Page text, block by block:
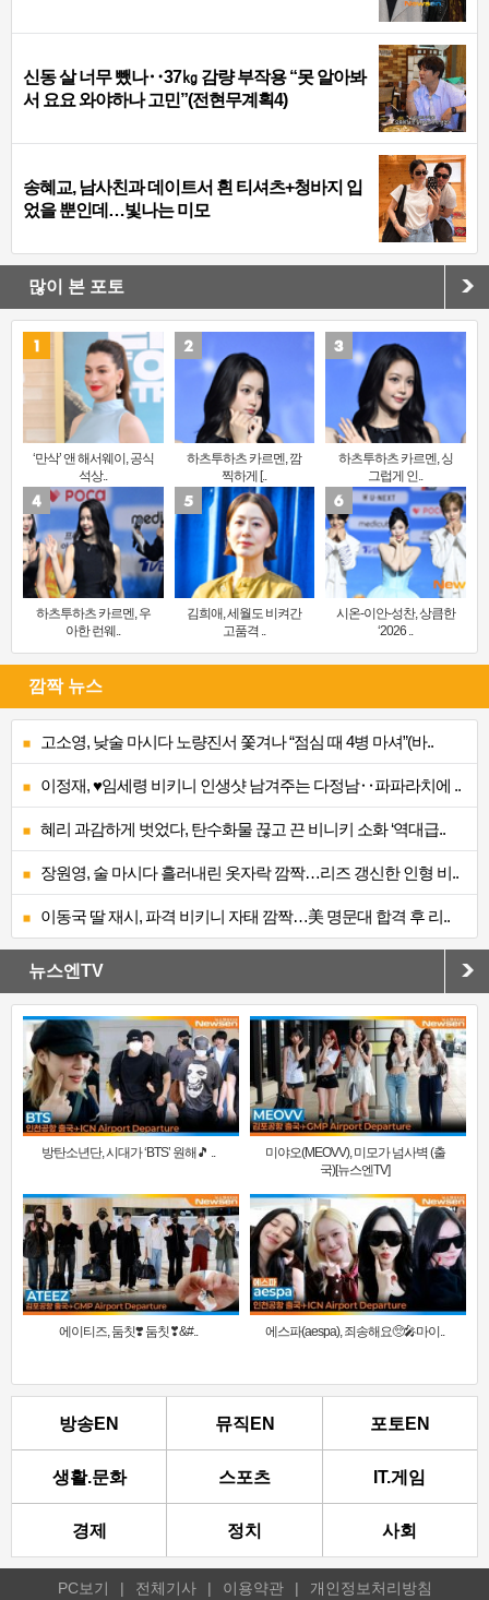
신동 살 너무 뺐나‥37㎏ 감량 부작용 “못 알아봐
서 요요 와야하나 고민”(전현무계획4)
송혜교, 남사친과 데이트서 흰 티셔츠+청바지 입
었을 뿐인데…빛나는 미모
많이 본 포토
‘만삭’ 앤 해서웨이, 공식
석상..
하츠투하츠 카르멘, 깜
찍하게 [..
하츠투하츠 카르멘, 싱
그럽게 인..
하츠투하츠 카르멘, 우
아한 런웨..
김희애, 세월도 비켜간
고품격 ..
시온-이안-성찬, 상큼한
‘2026 ..
깜짝 뉴스
고소영, 낮술 마시다 노량진서 쫓겨나 “점심 때 4병 마셔”(바..
이정재, ♥임세령 비키니 인생샷 남겨주는 다정남‥파파라치에 ..
혜리 과감하게 벗었다, 탄수화물 끊고 끈 비니키 소화 ‘역대급..
장원영, 술 마시다 흘러내린 옷자락 깜짝…리즈 갱신한 인형 비..
이동국 딸 재시, 파격 비키니 자태 깜짝…美 명문대 합격 후 리..
뉴스엔TV
방탄소년단, 시대가 ‘BTS’ 원해🎵 ..
미야오(MEOVV), 미모가 넘사벽 (출
국)[뉴스엔TV]
에이티즈, 둠칫❣️ 둠칫❣&#.. 에스파(aespa), 죄송해요🥺🎤마이..
방송EN 뮤직EN 포토EN
생활.문화 스포츠 IT.게임
경제 정치 사회
PC보기 | 전체기사 | 이용약관 | 개인정보처리방침